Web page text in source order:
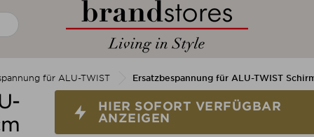
NEUHEITEN
für ALU-TWIST Ersatzbespannung für ALU-TWIST
HIER SOFORT VERFÜGBAR ANZEIGEN
HIER SOFORT VERFÜGBAR
ANZEIGEN